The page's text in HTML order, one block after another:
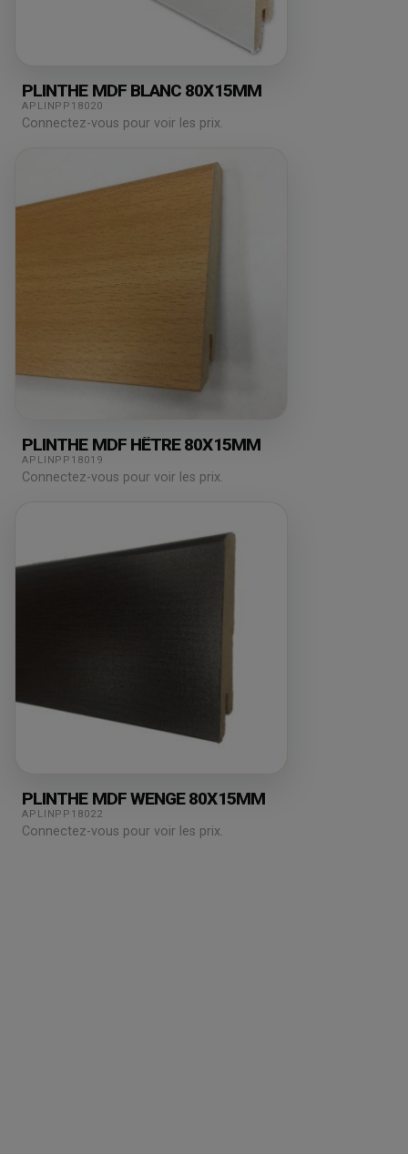
PLINTHE MDF BLANC 80X15MM
APLINPP18020
Connectez-vous pour voir les prix.
PLINTHE MDF HÊTRE 80X15MM
APLINPP18019
Connectez-vous pour voir les prix.
PLINTHE MDF WENGE 80X15MM
APLINPP18022
Connectez-vous pour voir les prix.